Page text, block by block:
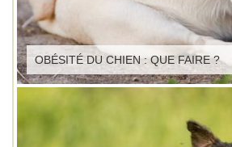
OBÉSITÉ DU CHIEN : QUE FAIRE ?